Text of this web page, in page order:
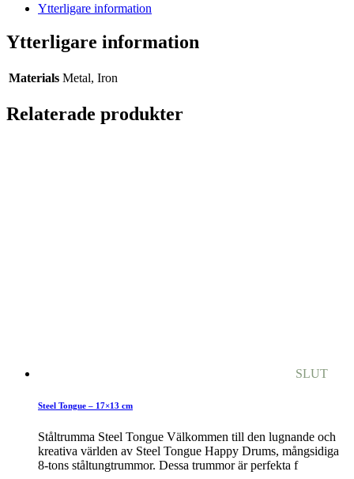
Ytterligare information
Ytterligare information
Materials Metal, Iron
Relaterade produkter
SLUT
Steel Tongue – 17×13 cm
Ståltrumma Steel Tongue Välkommen till den lugnande och
kreativa världen av Steel Tongue Happy Drums, mångsidiga
8-tons ståltungtrummor. Dessa trummor är perfekta f